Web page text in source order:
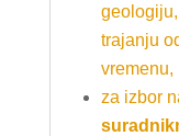
trajanju
za izbor
suradnik